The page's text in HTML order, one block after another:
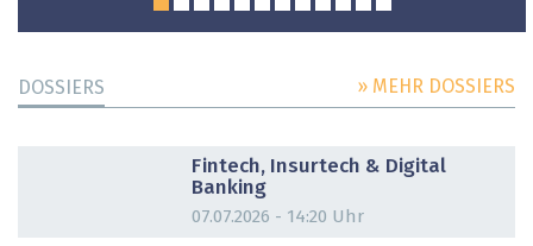
DOSSIERS » MEHR DOSSIERS
Fintech, Insurtech & Digital
Banking
07.07.2026 - 14:20 Uhr